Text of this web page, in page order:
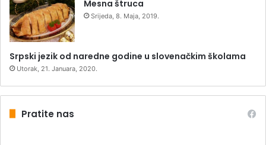
Mesna štruca
Srijeda, 8. Maja, 2019.
Srpski jezik od naredne godine u slovenačkim školama
Utorak, 21. Januara, 2020.
Pratite nas